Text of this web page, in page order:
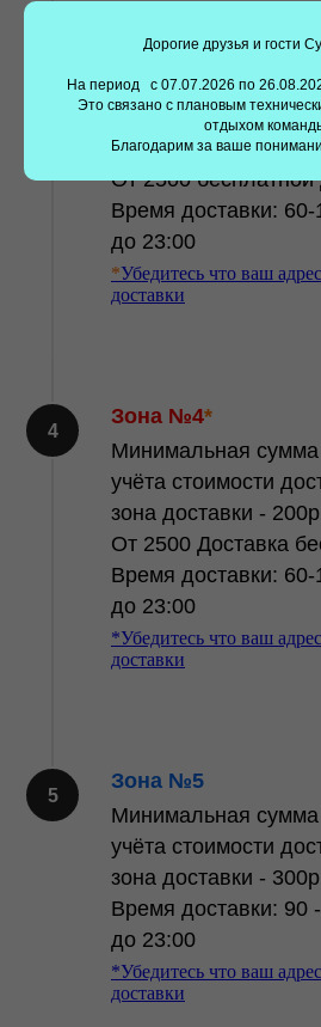
Зона №3 *
Минимальная сумма
учёта стоимости
зона доставки -
От 2500 бесплатной
Время доставки:
до 23:00
*Убедитесь что ваш
доставки
Зона №4*
Минимальная сумма
учёта стоимости
зона доставки -
От 2500 Доставка
Время доставки:
до 23:00
*Убедитесь что ваш
доставки
Зона №5
Минимальная сумма
учёта стоимости
зона доставки -
Время доставки: 90
до 23:00
*Убедитесь что ваш
доставки
Дорогие друзья и гости
На период с 07.07.2026 по
Это связано с плановым
отдыхом
Благодарим за ваше
Заказать суши еще
установите наше
приложение!
оформляйте заказ всего в несколько
Получайте скидки, накапливайте баллы и
подарки с нашим приложением!!